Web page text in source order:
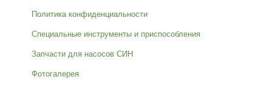
Политика конфиденциальности
Специальные инструменты и приспособления
Запчасти для насосов СИН
Фотогалерея